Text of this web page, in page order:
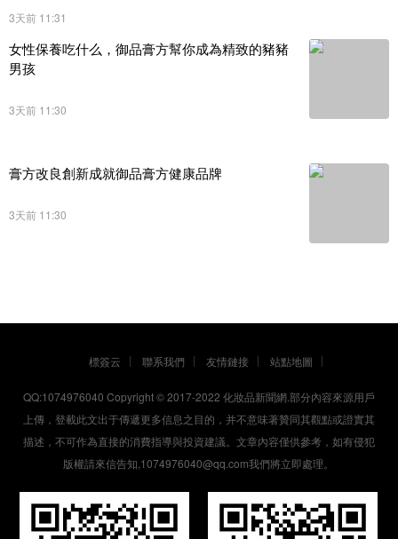
3天前 11:31
女性保養吃什么，御品膏方幫你成為精致的豬豬
男孩
3天前 11:30
膏方改良創新成就御品膏方健康品牌
3天前 11:30
標簽云 聯系我們 友情鏈接 站點地圖
QQ:1074976040 Copyright © 2017-2022 化妝品新聞網.部分內容來源用戶
上傳，登載此文出于傳遞更多信息之目的，并不意味著贊同其觀點或證實其
描述，不可作為直接的消費指導與投資建議。文章內容僅供參考，如有侵犯
版權請來信告知,1074976040@qq.com我們將立即處理。